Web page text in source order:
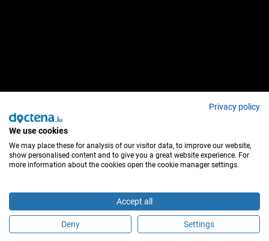
Sind Sie dieser Behandler?
Privacy policy
We use cookies
We may place these for analysis of our visitor data, to improve our website,
show personalised content and to give you a great website experience. For
more information about the cookies open the cookie manager settings.
Accept all
Deny Settings